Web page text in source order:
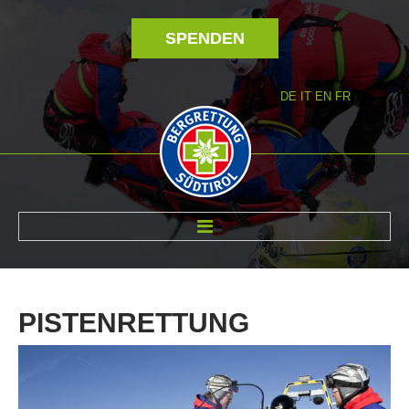
SPENDEN
DE IT EN FR
PISTENRETTUNG